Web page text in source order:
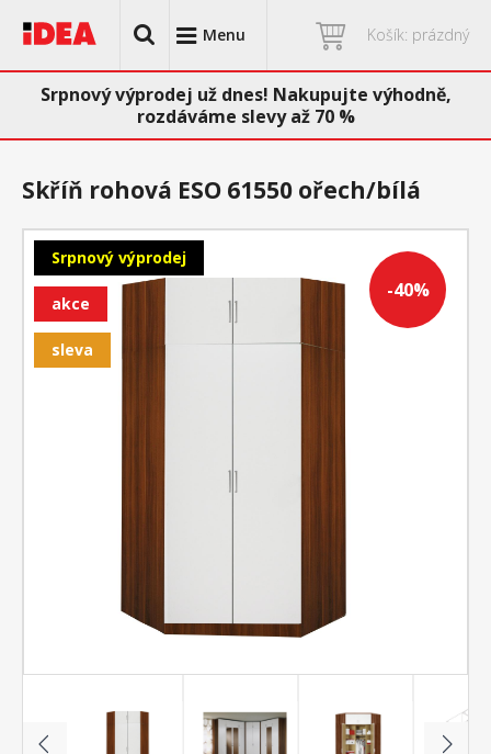
Menu Košík: prázdný
Srpnový výprodej už dnes! Nakupujte výhodně,
rozdáváme slevy až 70 %
-40%
Srpnový výprodej
akce
sleva
Skříň rohová ESO 61550 ořech/bílá